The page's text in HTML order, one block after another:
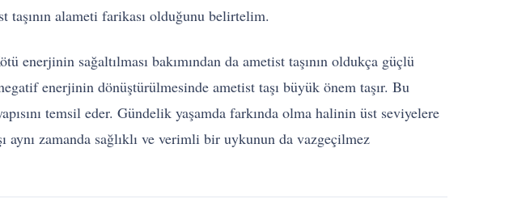
taşının alameti farikası olduğunu belirtelim.
enerjinin sağaltılması bakımından da ametist taşının oldukça güçlü
enerjinin dönüştürülmesinde ametist taşı büyük önem taşır. Bu
temsil eder. Gündelik yaşamda farkında olma halinin üst seviyelere
aynı zamanda sağlıklı ve verimli bir uykunun da vazgeçilmez